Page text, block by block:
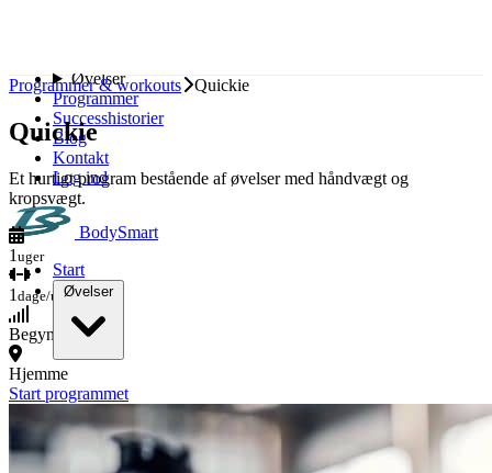
Øvelser
Programmer
Successhistorier
Blog
Kontakt
Log ind
BodySmart
Start
Øvelser
Bryst
Ryg
Skuldre
Biceps
Triceps
Programmer & workouts Quickie
Quickie
Et hurtigt program bestående af øvelser med håndvægt og
kropsvægt.
1 uger
1 dage/uge
Begynder
Hjemme
Start programmet